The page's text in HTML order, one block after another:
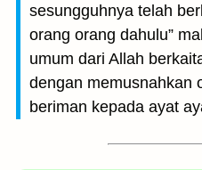
sesungguhnya telah
orang orang dahulu”
umum dari Allah
dengan memusnahkan
beriman kepada ayat